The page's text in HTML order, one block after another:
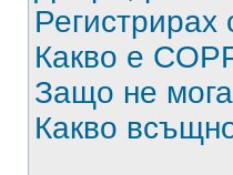
Регистрирах
Какво е
Защо не
Какво